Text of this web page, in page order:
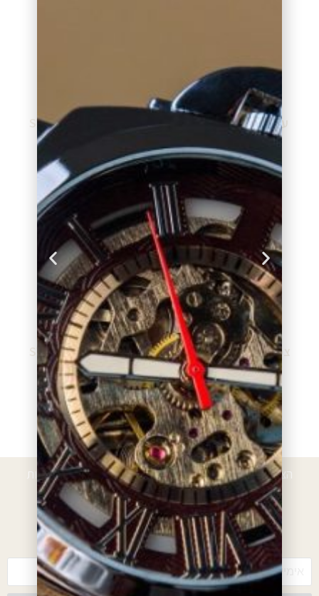
₪350.00
הוספה לסל
צמיד סברובסקי SW-
₪520.00
מידע נוסף
צמיד סברובסקי SW-
5365763
₪310.00
מידע נוסף
צמיד סברובסקי SW-
5032850
₪520.00
מידע נוסף
הצטרפו לרשימת הלקוחות המועדפים וקבלו הטבות, הנחות
ועדכונים
*עם ההרשמה אתם מאשרים לקבל חומרים פרסומיים מאיתנו